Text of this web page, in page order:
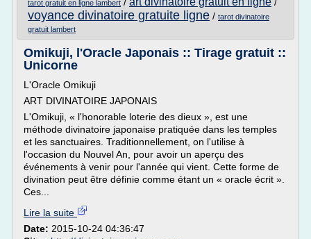
tarot gratuit en ligne lambert
voyance divinatoire gratuite ligne / tarot divinatoire
gratuit lambert
Omikuji, l'Oracle Japonais :: Tirage gratuit ::
Unicorne
L'Oracle Omikuji
ART DIVINATOIRE JAPONAIS
L'Omikuji, « l'honorable loterie des dieux », est une
méthode divinatoire japonaise pratiquée dans les temples
et les sanctuaires. Traditionnellement, on l'utilise à
l'occasion du Nouvel An, pour avoir un aperçu des
événements à venir pour l'année qui vient. Cette forme de
divination peut être définie comme étant un « oracle écrit ».
Ces...
Lire la suite
Date: 2015-10-24 04:36:47